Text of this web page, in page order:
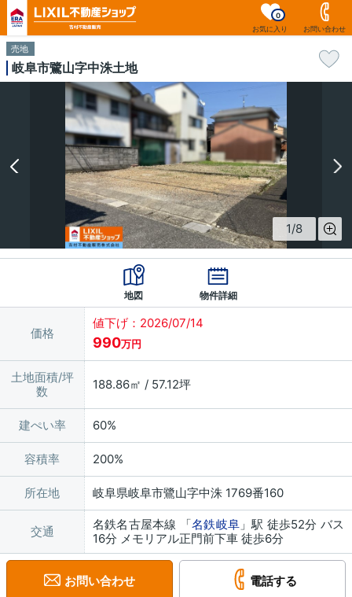
お気に入り
0
お問い合わせ
売地
岐阜市鷺山字中洙土地
1/8
地図 物件詳細
価格
値下げ：2026/07/14
990万円
土地面積/坪
数
188.86㎡ / 57.12坪
建ぺい率 60%
容積率 200%
所在地 岐阜県岐阜市鷺山字中洙 1769番160
交通 名鉄名古屋本線 「名鉄岐阜」駅 徒歩52分 バス
16分 メモリアル正門前下車 徒歩6分
お問い合わせ 電話する